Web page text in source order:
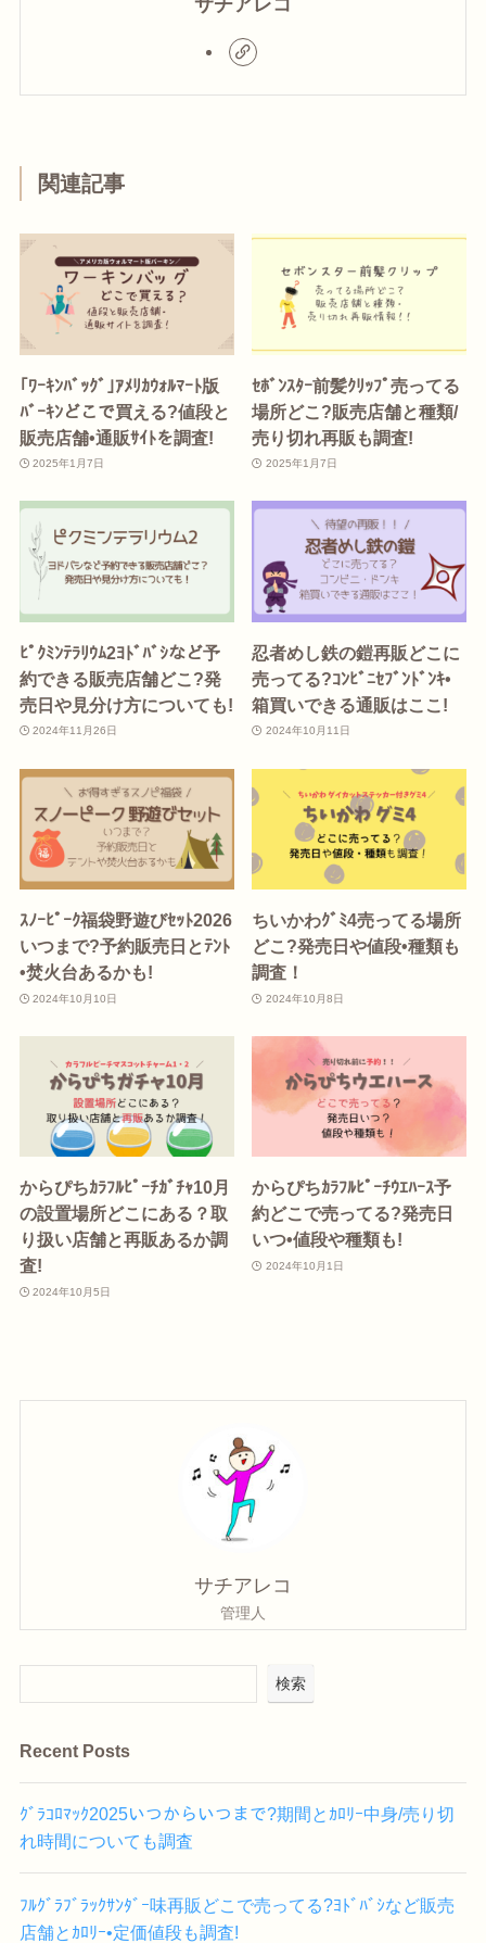
関連記事
｢ﾜｰｷﾝﾊﾞｯｸﾞ｣ｱﾒﾘｶｳｫﾙﾏｰﾄ版
ﾊﾞｰｷﾝどこで買える?値段と
販売店舗•通販ｻｲﾄを調査!
2025年1月7日
ｾﾎﾞﾝｽﾀｰ前髪ｸﾘｯﾌﾟ売ってる
場所どこ?販売店舗と種類/
売り切れ再販も調査!
2025年1月7日
ﾋﾟｸﾐﾝﾃﾗﾘｳﾑ2ﾖﾄﾞﾊﾞｼなど予
約できる販売店舗どこ?発
売日や見分け方についても!
2024年11月26日
忍者めし鉄の鎧再販どこに
売ってる?ｺﾝﾋﾞﾆｾﾌﾞﾝﾄﾞﾝｷ•
箱買いできる通販はここ!
2024年10月11日
ｽﾉｰﾋﾟｰｸ福袋野遊びｾｯﾄ2026
いつまで?予約販売日とﾃﾝﾄ
•焚火台あるかも!
2024年10月10日
ちいかわｸﾞﾐ4売ってる場所
どこ?発売日や値段•種類も
調査！
2024年10月8日
からぴちｶﾗﾌﾙﾋﾟｰﾁｶﾞﾁｬ10月
の設置場所どこにある？取
り扱い店舗と再販あるか調
査!
2024年10月5日
からぴちｶﾗﾌﾙﾋﾟｰﾁｳｴﾊｰｽ予
約どこで売ってる?発売日
いつ•値段や種類も!
2024年10月1日
サチアレコ
管理人
検索
Recent Posts
ｸﾞﾗｺﾛﾏｯｸ2025いつからいつまで?期間とｶﾛﾘｰ中身/売り切
れ時間についても調査
ﾌﾙｸﾞﾗﾌﾞﾗｯｸｻﾝﾀﾞｰ味再販どこで売ってる?ﾖﾄﾞﾊﾞｼなど販売
店舗とｶﾛﾘｰ•定価値段も調査!